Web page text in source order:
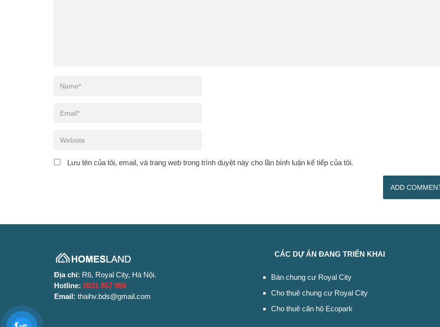
Lưu tên của tôi, email, và trang web trong trình duyệt này cho lần bình luận kế tiếp của tôi.
Địa chỉ: R6, Royal City, Hà Nội.
Hotline: 0931 857 999
Email: thaihv.bds@gmail.com
CÁC DỰ ÁN ĐANG TRIỂN KHAI
Bán chung cư Royal City
Cho thuê chung cư Royal City
Cho thuê căn hộ Ecopark